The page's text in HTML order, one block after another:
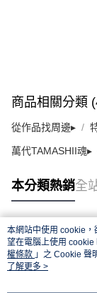
商品相關分類
從作品找周邊▸
萬代TAMASHII魂▸
本分類熱銷全
熱門標籤
本網站中使用 cookie，
望在電腦上使用 cookie
權條款 」之 Cookie 聲
用條款之 Cookie 聲明
了解更多 >